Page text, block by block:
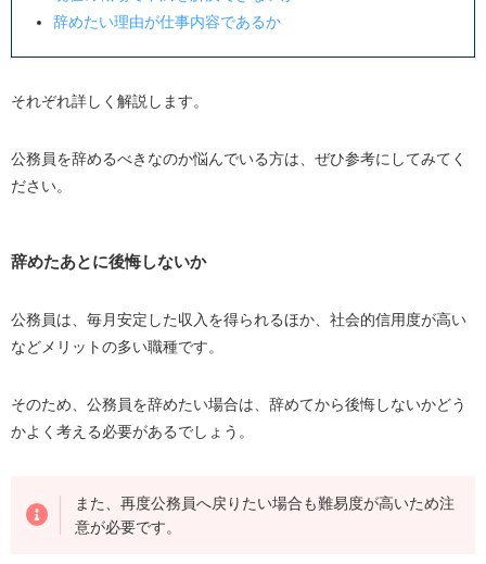
辞めたい理由が仕事内容であるか
それぞれ詳しく解説します。
公務員を辞めるべきなのか悩んでいる方は、ぜひ参考にしてみてく
ださい。
辞めたあとに後悔しないか
公務員は、毎月安定した収入を得られるほか、社会的信用度が高い
などメリットの多い職種です。
そのため、公務員を辞めたい場合は、辞めてから後悔しないかどう
かよく考える必要があるでしょう。
また、再度公務員へ戻りたい場合も難易度が高いため注
意が必要です。